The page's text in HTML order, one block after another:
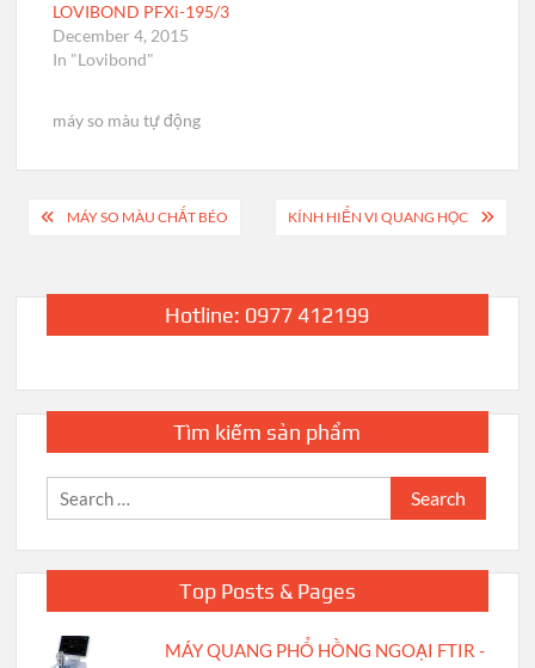
LOVIBOND PFXi-195/3
December 4, 2015
In "Lovibond"
máy so màu tự động
PostMÁY SO MÀU CHẤT BÉO KÍNH HIỂN VI QUANG HỌC
Hotline: 0977 412199
Tìm kiếm sản phẩm
Search
for:
Top Posts & Pages
MÁY QUANG PHỔ HỒNG NGOẠI FTIR -